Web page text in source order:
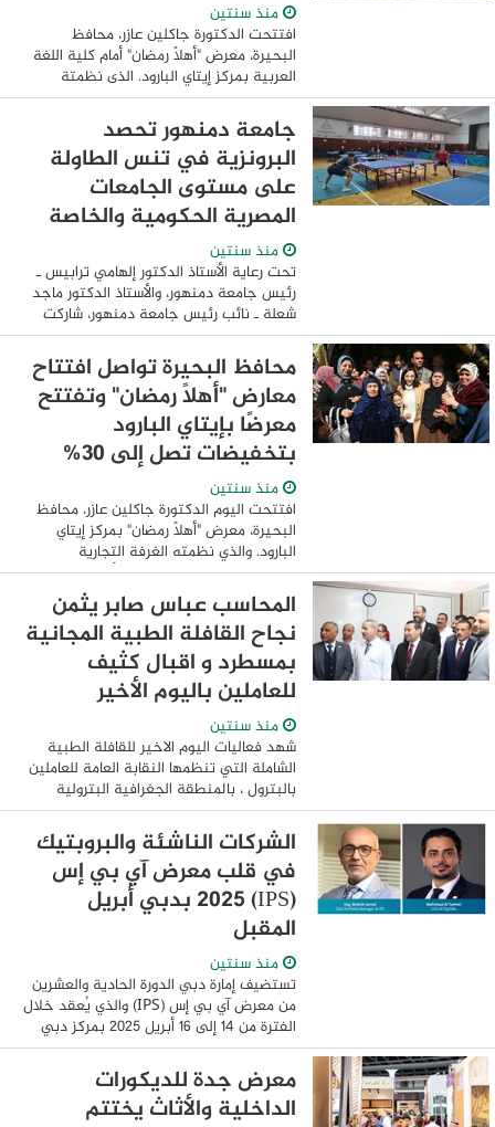
منذ سنتين
افتتحت الدكتورة جاكلين عازر، محافظ
البحيرة، معرض "أهلاً رمضان" أمام كلية اللغة
العربية بمركز إيتاي البارود. الذى نظمتة
الوحدة المحلية بالتنسيق مع مديرية التموين
ويعد المعرض هو ثالث معارض "أهلا ...
جامعة دمنهور تحصد
البرونزية في تنس الطاولة
على مستوى الجامعات
المصرية الحكومية والخاصة
منذ سنتين
تحت رعاية الأستاذ الدكتور إلهامي ترابيس ـ
رئيس جامعة دمنهور، والأستاذ الدكتور ماجد
شعلة ـ نائب رئيس جامعة دمنهور، شاركت
جامعة دمنهور في بطولة الشهيد الرفاعي
52، والتي تعد أحد أقوى البطولات على
مستوى ...
محافظ البحيرة تواصل افتتاح
معارض "أهلاً رمضان" وتفتتح
معرضًا بإيتاي البارود
بتخفيضات تصل إلى 30%
منذ سنتين
افتتحت اليوم الدكتورة جاكلين عازر، محافظ
البحيرة، معرض "أهلاً رمضان" بمركز إيتاي
البارود. والذي نظمته الغرفة التجارية
بالتنسيق مع الوحدة المحلية أمام مكتب
البريد، وذلك ضمن فعاليات "قطار الخير" التي
...
المحاسب عباس صابر يثمن
نجاح القافلة الطبية المجانية
بمسطرد و اقبال كثيف
للعاملين باليوم الأخير
منذ سنتين
شهد فعاليات اليوم الاخير للقافلة الطبية
الشاملة التي تنظمها النقابة العامة للعاملين
بالبترول ، بالمنطقة الجغرافية البترولية
بمسطرد، بمشاركة مستشفى دار الفؤاد
اكتوبر، اقبالا كثيفا من العاملين، وذلك ...
الشركات الناشئة والبروبتيك
في قلب معرض آي بي إس
(IPS) 2025 بدبي أبريل
المقبل
منذ سنتين
تستضيف إمارة دبي الدورة الحادية والعشرين
من معرض آي بي إس (IPS) والذي يُعقد خلال
الفترة من 14 إلى 16 أبريل 2025 بمركز دبي
التجاري العالمي. في إطار تعزيز ريادتها
العالمية كمركز للابتكار ...
معرض جدة للديكورات
الداخلية والأثاث يختتم